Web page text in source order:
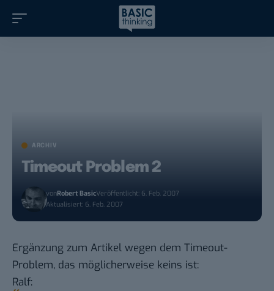
ARCHIV
Timeout Problem 2
vonRobert BasicVeröffentlicht: 6. Feb. 2007
Aktualisiert: 6. Feb. 2007
Ergänzung zum Artikel wegen dem Timeout-
Problem, das möglicherweise keins ist:
Ralf: